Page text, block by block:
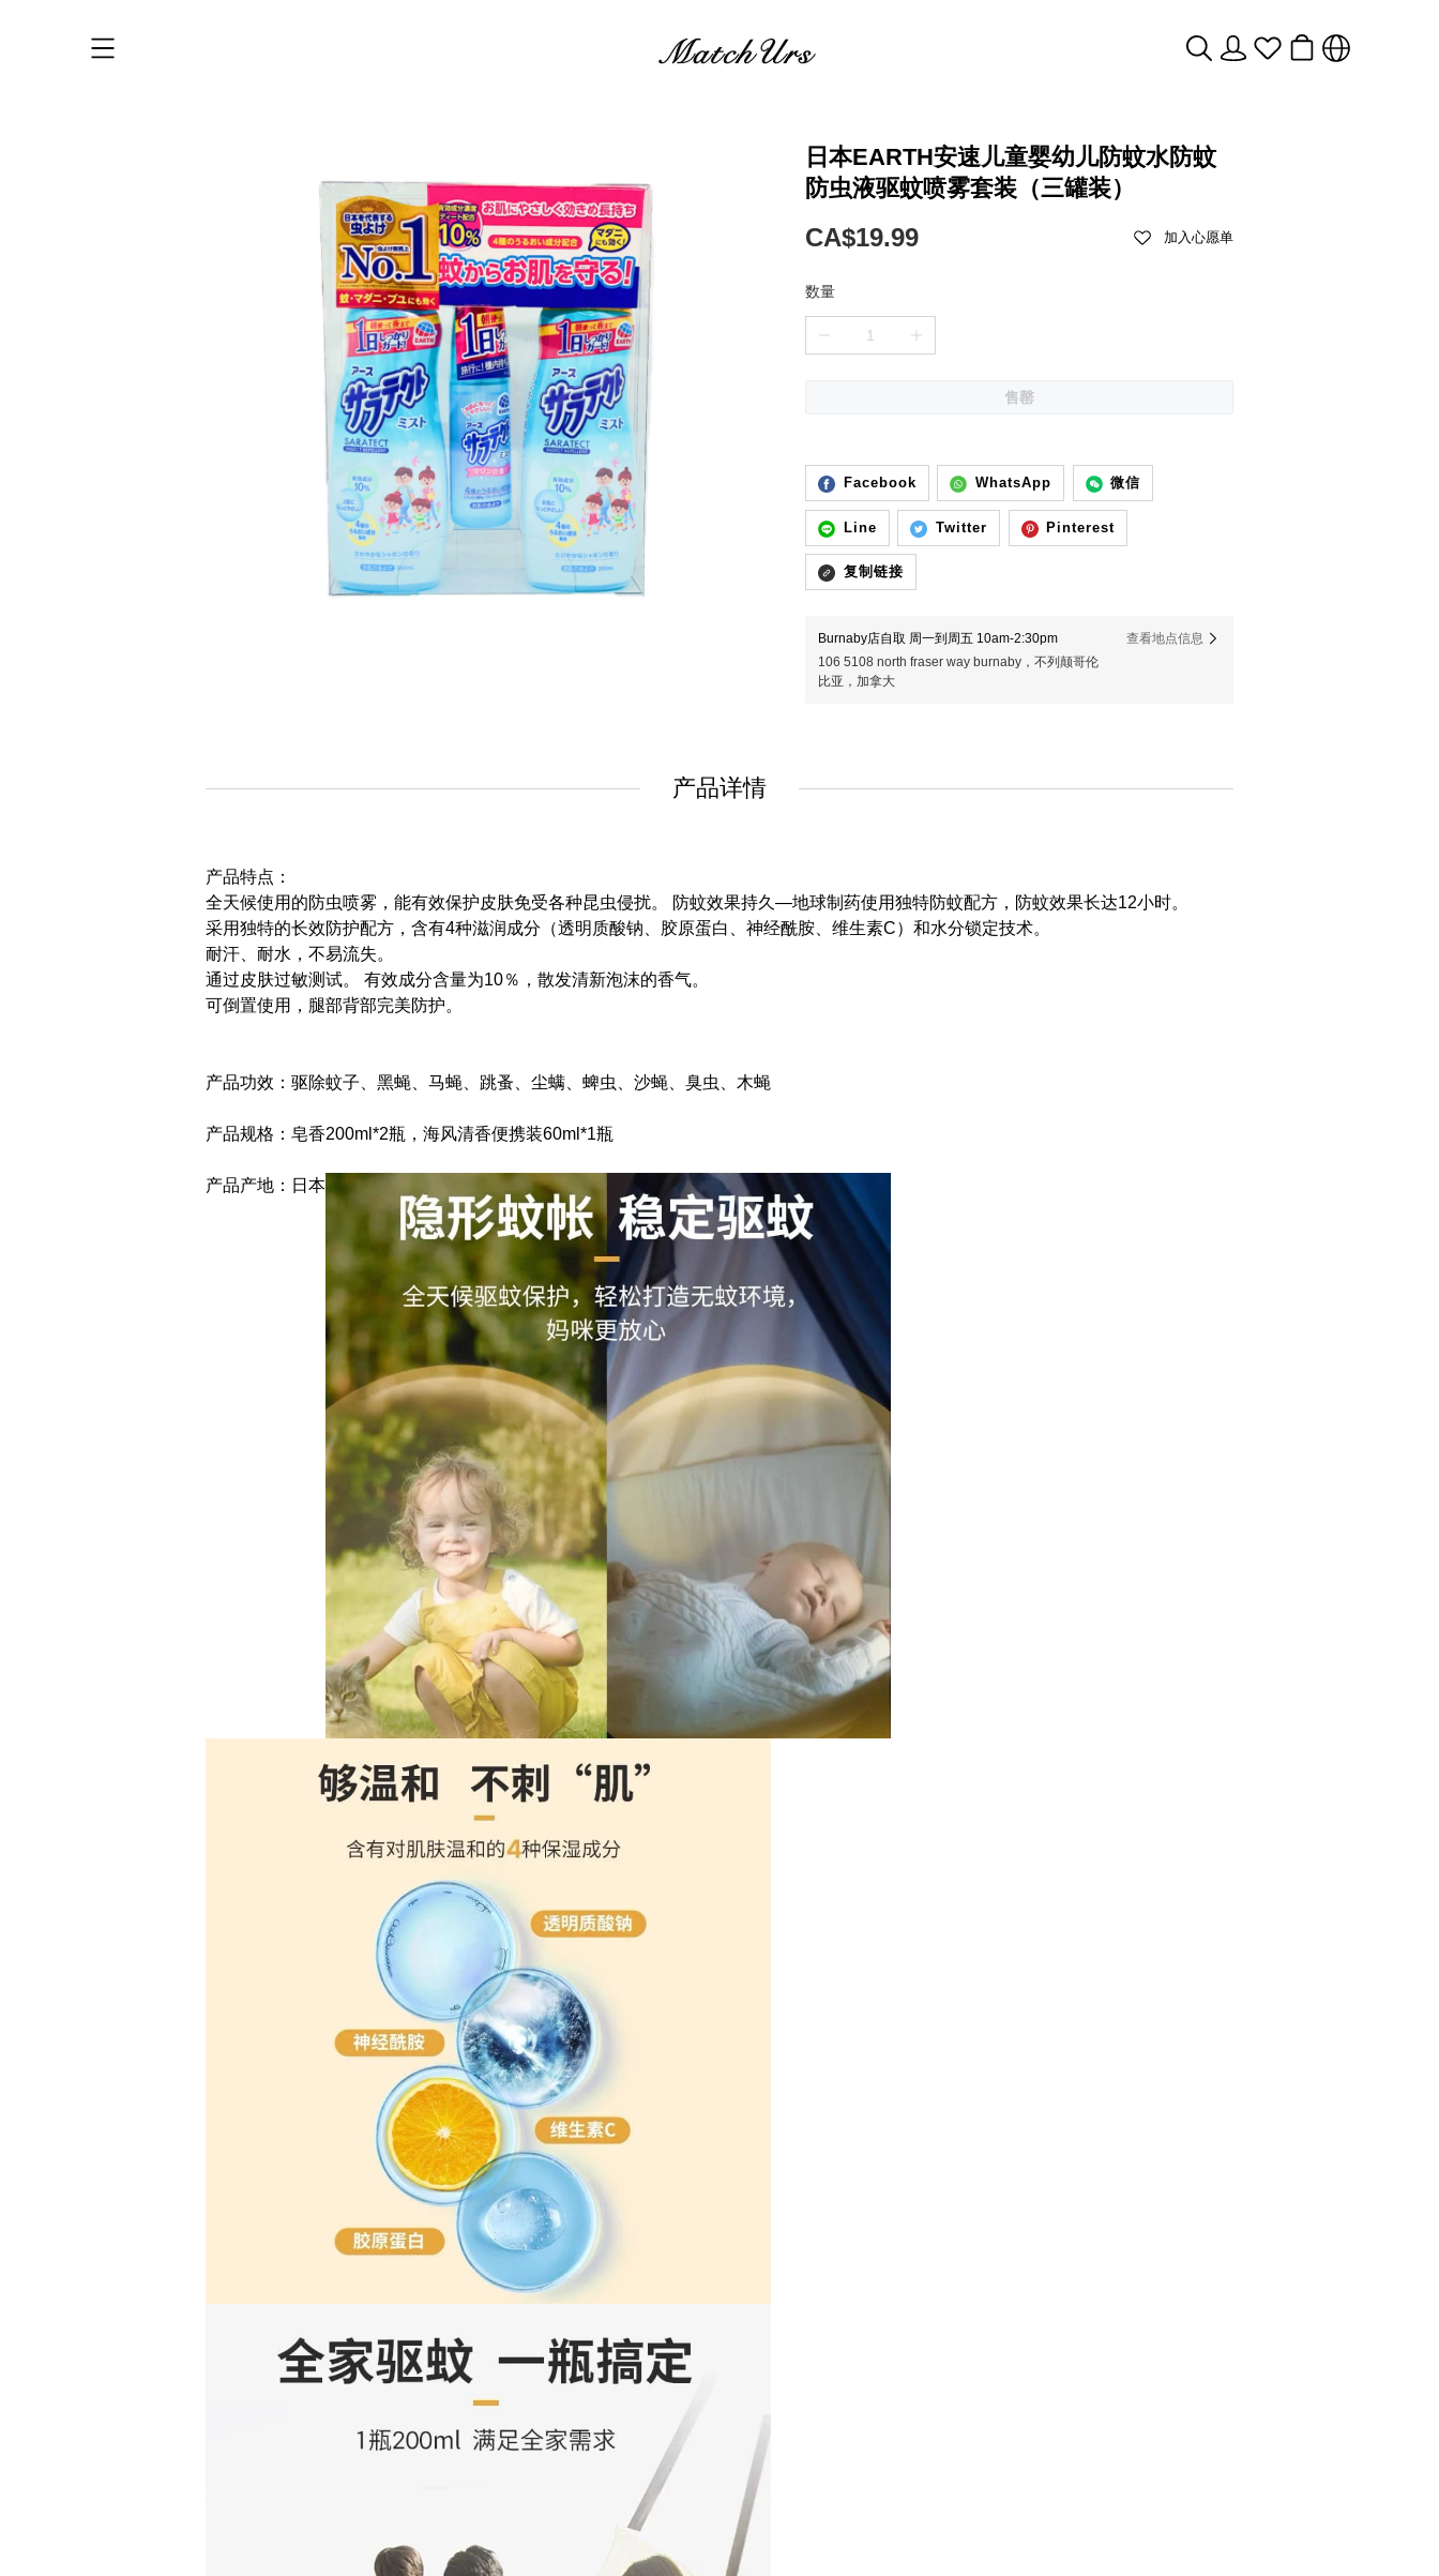
日本EARTH安速儿童婴幼儿防蚊水防蚊
防虫液驱蚊喷雾套装（三罐装）
CA$19.99 加入心愿单
数量
售罄
Facebook WhatsApp 微信
Line Twitter Pinterest
复制链接
Burnaby店自取 周一到周五 10am-2:30pm
106 5108 north fraser way burnaby，不列颠哥伦
比亚，加拿大
查看地点信息
产品详情
产品特点：
全天候使用的防虫喷雾，能有效保护皮肤免受各种昆虫侵扰。 防蚊效果持久—地球制药使用独特防蚊配方，防蚊效果长达12小时。
采用独特的长效防护配方，含有4种滋润成分（透明质酸钠、胶原蛋白、神经酰胺、维生素C）和水分锁定技术。
耐汗、耐水，不易流失。
通过皮肤过敏测试。 有效成分含量为10％，散发清新泡沫的香气。
可倒置使用，腿部背部完美防护。
产品功效：驱除蚊子、黑蝇、马蝇、跳蚤、尘螨、蜱虫、沙蝇、臭虫、木蝇
产品规格：皂香200ml*2瓶，海风清香便携装60ml*1瓶
产品产地：日本